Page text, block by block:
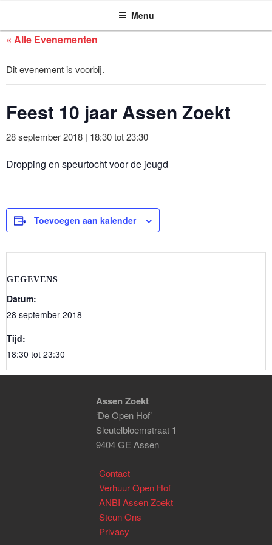
de
ASSEN ZOEKT Menu
« Alle Evenementen
Dit evenement is voorbij.
Feest 10 jaar Assen Zoekt
28 september 2018 | 18:30tot23:30
Dropping en speurtocht voor de jeugd
Toevoegen aan kalender
GEGEVENS
Datum:
28 september 2018
Tijd:
18:30 tot 23:30
Assen Zoekt
‘De Open Hof’
Sleutelbloemstraat 1
9404 GE Assen
Contact
Verhuur Open Hof
ANBI Assen Zoekt
Steun Ons
Privacy